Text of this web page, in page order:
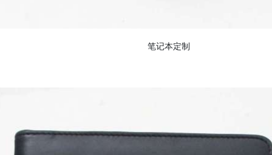
笔记本定制